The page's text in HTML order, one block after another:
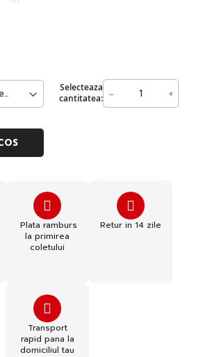
Selecteaza
cantitatea: - +
Plata ramburs
la primirea
coletului
Retur in 14 zile
Transport
rapid pana la
domiciliul tau